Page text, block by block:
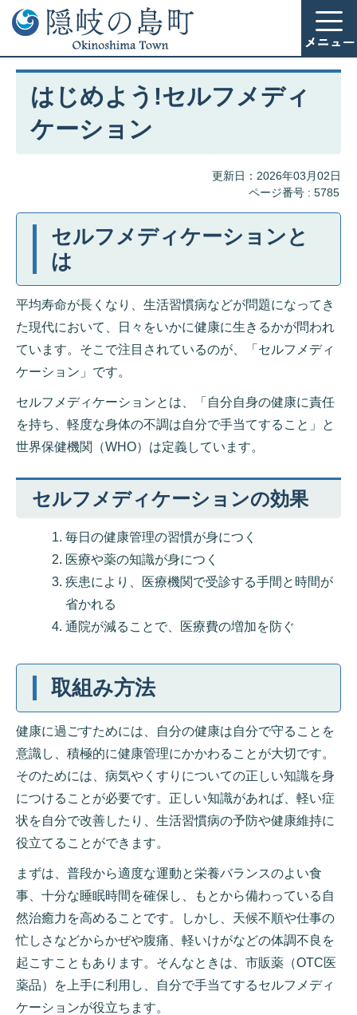
はじめよう!セルフメディ
ケーション
更新日：2026年03月02日
ページ番号 : 5785
セルフメディケーションと
は
平均寿命が長くなり、生活習慣病などが問題になってき
た現代において、日々をいかに健康に生きるかが問われ
ています。そこで注目されているのが、「セルフメディ
ケーション」です。
セルフメディケーションとは、「自分自身の健康に責任
を持ち、軽度な身体の不調は自分で手当てすること」と
世界保健機関（WHO）は定義しています。
セルフメディケーションの効果
毎日の健康管理の習慣が身につく
医療や薬の知識が身につく
疾患により、医療機関で受診する手間と時間が
省かれる
通院が減ることで、医療費の増加を防ぐ
取組み方法
健康に過ごすためには、自分の健康は自分で守ることを
意識し、積極的に健康管理にかかわることが大切です。
そのためには、病気やくすりについての正しい知識を身
につけることが必要です。正しい知識があれば、軽い症
状を自分で改善したり、生活習慣病の予防や健康維持に
役立てることができます。
まずは、普段から適度な運動と栄養バランスのよい食
事、十分な睡眠時間を確保し、もとから備わっている自
然治癒力を高めることです。しかし、天候不順や仕事の
忙しさなどからかぜや腹痛、軽いけがなどの体調不良を
起こすこともあります。そんなときは、市販薬（OTC医
薬品）を上手に利用し、自分で手当てするセルフメディ
ケーションが役立ちます。